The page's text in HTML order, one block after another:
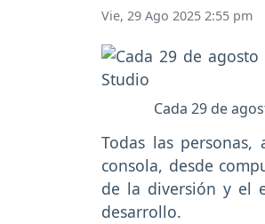
Vie, 29 Ago 2025 2:55 pm
Cada 29 de
Todas las
consola, desde
de la diversión y el
desarrollo.